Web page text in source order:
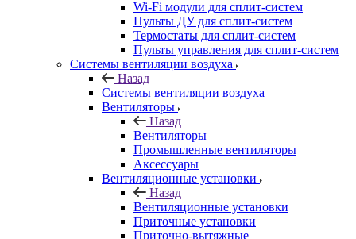
Wi-Fi модули для сплит-систем
Пульты ДУ для сплит-систем
Термостаты для сплит-систем
Пульты управления для сплит-систем
Системы вентиляции воздуха
Назад
Системы вентиляции воздуха
Вентиляторы
Назад
Вентиляторы
Промышленные вентиляторы
Аксессуары
Вентиляционные установки
Назад
Вентиляционные установки
Приточные установки
Приточно-вытяжные